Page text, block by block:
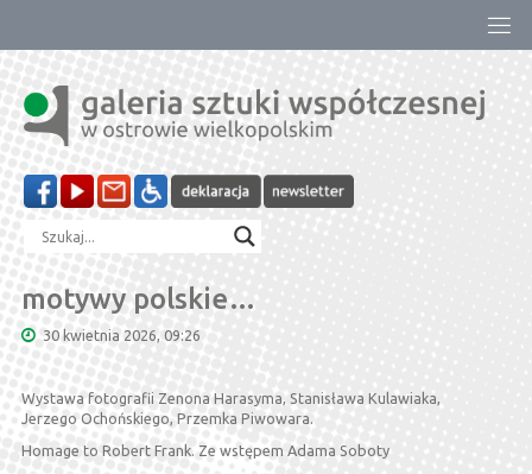
treści
motywy polskie…
30 kwietnia 2026, 09:26
Wystawa fotografii Zenona Harasyma, Stanisława Kulawiaka,
Jerzego Ochońskiego, Przemka Piwowara.
Homage to Robert Frank. Ze wstępem Adama Soboty